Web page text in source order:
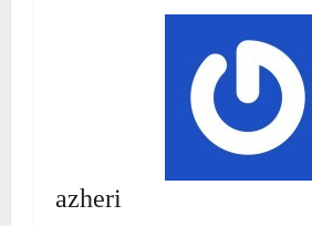
azheri